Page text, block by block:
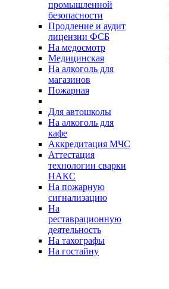
промышленной
безопасности
Продление и аудит
лицензии ФСБ
На медосмотр
Медицинская
На алкоголь для
магазинов
Пожарная
Для автошколы
На алкоголь для
кафе
Аккредитация МЧС
Аттестация
технологии сварки
НАКС
На пожарную
сигнализацию
На
реставрационную
деятельность
На тахографы
На гостайну